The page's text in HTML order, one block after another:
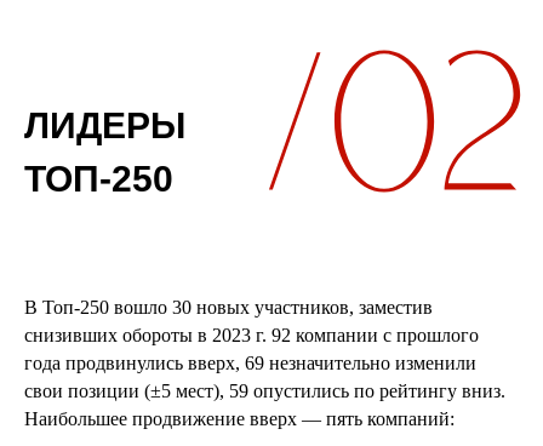
ЛИДЕРЫ
ТОП-250
В Топ-250 вошло 30 новых участников, заместив
снизивших обороты в 2023 г. 92 компании с прошлого
года продвинулись вверх, 69 незначительно изменили
свои позиции (±5 мест), 59 опустились по рейтингу вниз.
Наибольшее продвижение вверх — пять компаний: